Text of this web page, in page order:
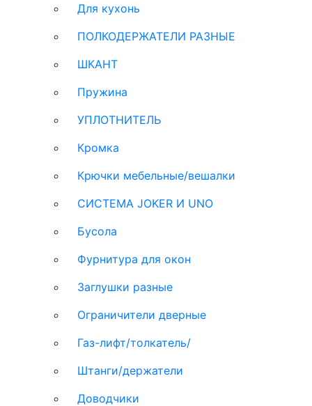
Для кухонь
ПОЛКОДЕРЖАТЕЛИ РАЗНЫЕ
ШКАНТ
Пружина
УПЛОТНИТЕЛЬ
Кромка
Крючки мебельные/вешалки
СИСТЕМА JOKER И UNO
Бусола
Фурнитура для окон
Заглушки разные
Ограничители дверные
Газ-лифт/толкатель/
Штанги/держатели
Доводчики